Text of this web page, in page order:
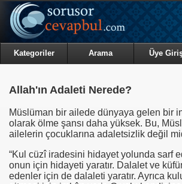
Kategoriler Arama Üye
Allah'ın Adaleti Nerede?
Müslüman bir ailede dünyaya gelen bir
olarak ölme şansı daha yüksek. Bu,
ailelerin çocuklarına adaletsizlik değil
“Kul cüzî iradesini hidayet yolunda sarf
onun için hidayeti yaratır. Dalalet ve
edenler için de dalaleti yaratır. Ayrıca